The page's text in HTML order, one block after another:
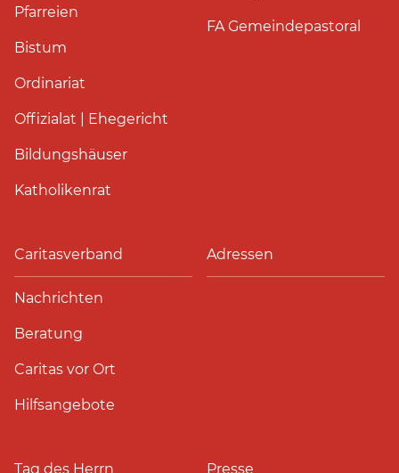
Pfarreien
Bistum
Ordinariat
Offizialat | Ehegericht
Bildungshäuser
Katholikenrat
FA Gemeindepastoral
Caritasverband
Nachrichten
Beratung
Caritas vor Ort
Hilfsangebote
Adressen
Tag des Herrn Presse